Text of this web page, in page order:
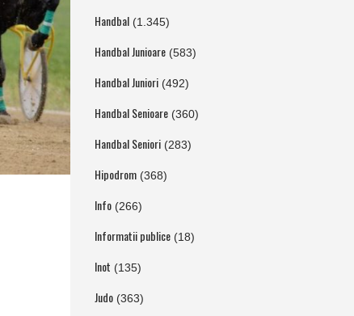
Handbal (1.345)
Handbal Junioare(583)
Handbal Juniori(492)
Handbal Senioare(360)
Handbal Seniori(283)
Hipodrom(368)
Info(266)
Informatii publice(18)
Inot (135)
Judo(363)